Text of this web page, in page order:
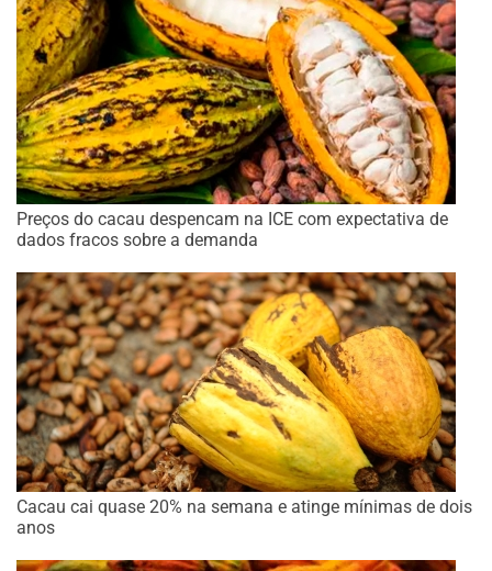
Preços do cacau despencam na ICE com expectativa de
dados fracos sobre a demanda
Cacau cai quase 20% na semana e atinge mínimas de dois
anos